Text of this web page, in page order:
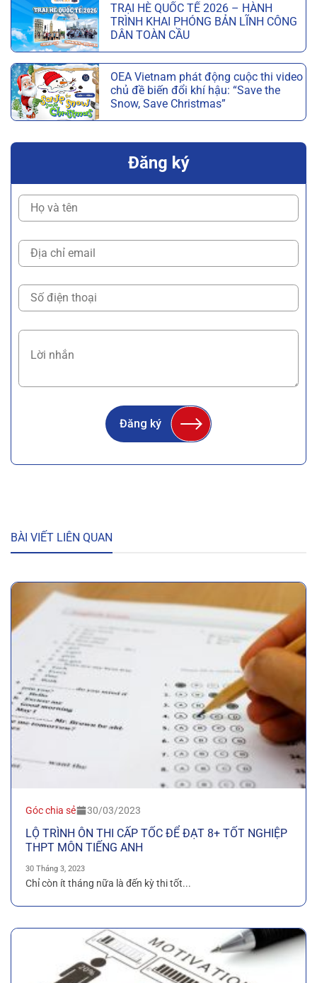
TRẠI HÈ QUỐC TẾ 2026 – HÀNH
TRÌNH KHAI PHÓNG BẢN LĨNH CÔNG
DÂN TOÀN CẦU
OEA Vietnam phát động cuộc thi video
chủ đề biến đổi khí hậu: “Save the
Snow, Save Christmas”
Đăng ký
Đăng ký
BÀI VIẾT LIÊN QUAN
Góc chia sẻ 30/03/2023
LỘ TRÌNH ÔN THI CẤP TỐC ĐỂ ĐẠT 8+ TỐT NGHIỆP
THPT MÔN TIẾNG ANH
30 Tháng 3, 2023
Chỉ còn ít tháng nữa là đến kỳ thi tốt...